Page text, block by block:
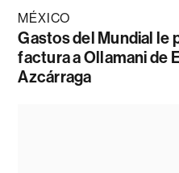
MÉXICO
Gastos del Mundial le
factura a Ollamani de
Azcárraga